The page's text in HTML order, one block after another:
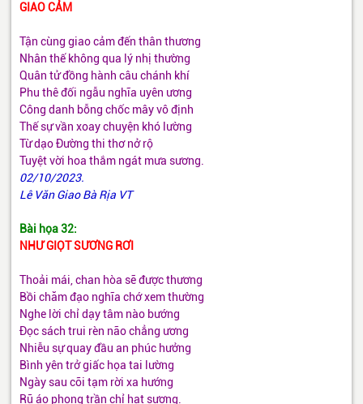
GIAO CẢM
Tận cùng giao cảm đến thân thương
Nhân thế không qua lý nhị thường
Quân tử đồng hành câu chánh khí
Phu thê đối ngẫu nghĩa uyên ương
Công danh bỗng chốc mây vô định
Thế sự vần xoay chuyện khó lường
Từ dạo Đường thi thơ nở rộ
Tuyệt vời hoa thắm ngát mưa sương.
02/10/2023.
Lê Văn Giao Bà Rịa VT
Bài họa 32:
NHƯ GIỌT SƯƠNG RƠI
Thoải mái, chan hòa sẽ được thương
Bồi chăm đạo nghĩa chớ xem thường
Nghe lời chỉ dạy tâm nào bướng
Đọc sách trui rèn não chẳng ương
Nhiễu sự quay đầu an phúc hưởng
Bình yên trở giấc họa tai lường
Ngày sau cõi tạm rời xa hướng
Rũ áo phong trần chỉ hạt sương.